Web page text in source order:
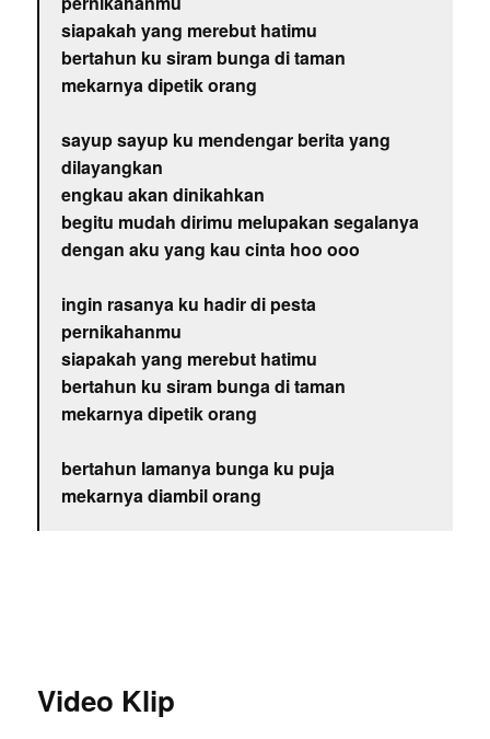
siapakah yang merebut hatimu
bertahun ku siram bunga di taman
mekarnya dipetik orang
sayup sayup ku mendengar berita yang
dilayangkan
engkau akan dinikahkan
begitu mudah dirimu melupakan segalanya
dengan aku yang kau cinta hoo ooo
ingin rasanya ku hadir di pesta
pernikahanmu
siapakah yang merebut hatimu
bertahun ku siram bunga di taman
mekarnya dipetik orang
bertahun lamanya bunga ku puja
mekarnya diambil orang
Video Klip